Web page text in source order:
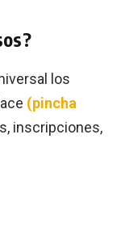
los
(pincha
inscripciones,